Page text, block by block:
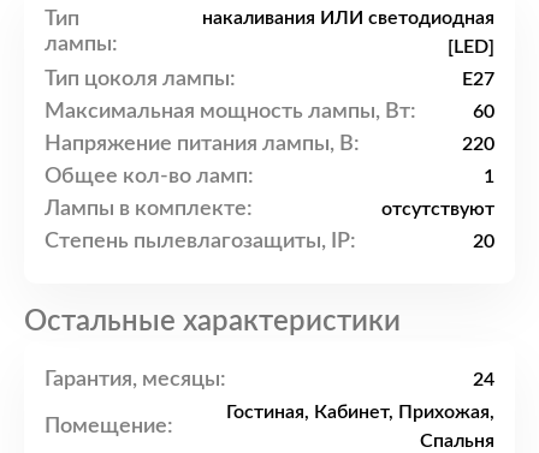
Тип
лампы:
накаливания ИЛИ светодиодная
[LED]
Тип цоколя лампы: E27
Максимальная мощность лампы, Вт: 60
Напряжение питания лампы, В: 220
Общее кол-во ламп: 1
Лампы в комплекте: отсутствуют
Степень пылевлагозащиты, IP: 20
Остальные характеристики
Гарантия, месяцы: 24
Помещение:
Гостиная, Кабинет, Прихожая,
Спальня